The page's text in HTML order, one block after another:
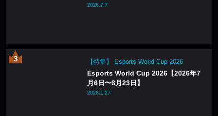
2026.7.7
【特集】 Esports World Cup 2026
Esports World Cup 2026【2026年7
月6日〜8月23日】
2026.1.27